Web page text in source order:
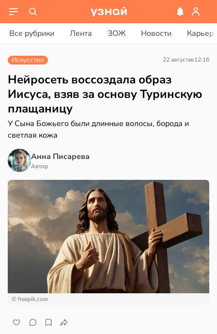
Все рубрики Лента ЗОЖ Новости
в19:49
Искусство 22 августав12:16
Нейросеть воссоздала образ
Иисуса, взяв за основу Туринскую
плащаницу
У Сына Божьего были длинные волосы, борода и
светлая кожа
Анна Писарева
Автор
© freepik.com
в21:42
20:58